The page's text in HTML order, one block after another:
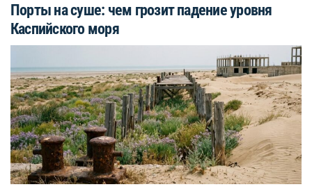
Порты на суше: чем грозит падение уровня
Каспийского моря